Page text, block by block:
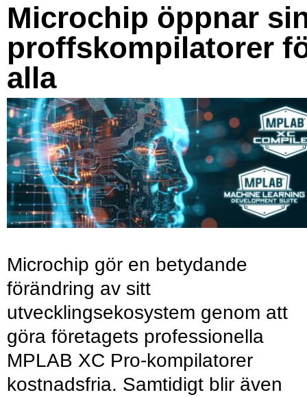
Microchip öppnar
proffskompilatorer
alla
Microchip gör en betydande
förändring av sitt
utvecklingsekosystem genom att
göra företagets professionella
MPLAB XC Pro-kompilatorer
kostnadsfria. Samtidigt blir även